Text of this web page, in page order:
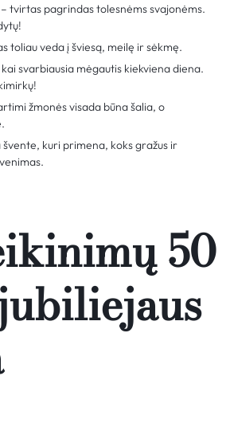
tvirtas pagrindas tolesnėms svajonėms.
toliau veda į šviesą, meilę ir sėkmę.
svarbiausia mėgautis kiekviena diena.
žmonės visada būna šalia, o
švente, kuri primena, koks gražus ir
50